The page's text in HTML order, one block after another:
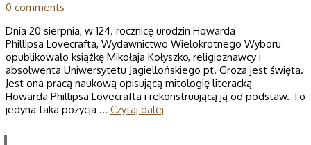
0 comments
Dnia 20 sierpnia, w 124. rocznicę urodzin Howarda
Phillipsa Lovecrafta, Wydawnictwo Wielokrotnego Wyboru
opublikowało książkę Mikołaja Kołyszko, religioznawcy i
absolwenta Uniwersytetu Jagiellońskiego pt. Groza jest święta.
Jest ona pracą naukową opisującą mitologię literacką
Howarda Phillipsa Lovecrafta i rekonstruującą ją od podstaw. To
jedyna taka pozycja … Czytaj dalej